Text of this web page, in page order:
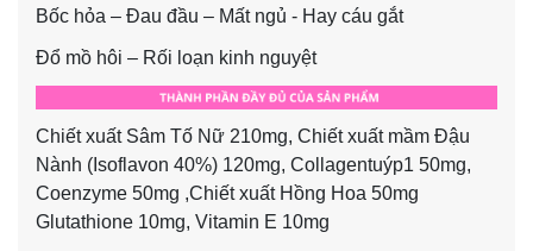
Bốc hỏa – Đau đầu – Mất ngủ - Hay cáu gắt
Đổ mồ hôi – Rối loạn kinh nguyệt
Chiết xuất Sâm Tố Nữ 210mg, Chiết xuất mầm Đậu
Nành (Isoflavon 40%) 120mg, Collagentuýp1 50mg,
Coenzyme 50mg ,Chiết xuất Hồng Hoa 50mg
Glutathione 10mg, Vitamin E 10mg